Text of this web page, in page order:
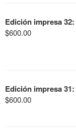
Edición impresa
$600.00
Edición impresa
$600.00